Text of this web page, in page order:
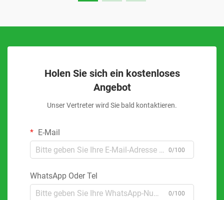
Holen Sie sich ein kostenloses
Angebot
Unser Vertreter wird Sie bald kontaktieren.
E-Mail
0/100
WhatsApp Oder Tel
0/100